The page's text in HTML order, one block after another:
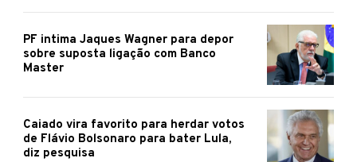
PF intima Jaques Wagner para depor
sobre suposta ligação com Banco
Master
Caiado vira favorito para herdar votos
de Flávio Bolsonaro para bater Lula,
diz pesquisa